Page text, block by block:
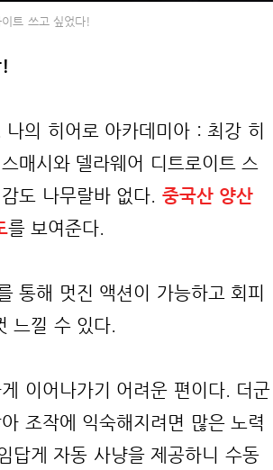
트 쓰고 싶었다!
나의 히어로 아카데미아 : 최강 히
매시와 델라웨어 디트로이트 스
도 나무랄바 없다. 중국산 양산
를 보여준다.
통해 멋진 액션이 가능하고 회피
느낄 수 있다.
이어나가기 어려운 편이다. 더군
조작에 익숙해지려면 많은 노력
답게 자동 사냥을 제공하니 수동